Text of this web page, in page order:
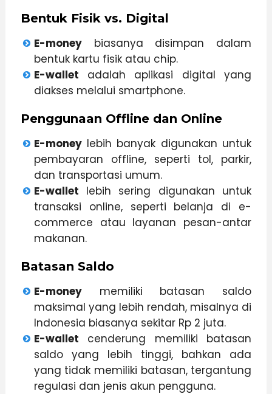
Bentuk Fisik vs. Digital
E-moneybiasanya disimpan dalam
bentuk kartu fisik atau chip.
E-wallet adalah aplikasi digital yang
diakses melalui smartphone.
Penggunaan Offline dan Online
E-moneylebih banyak digunakan untuk
pembayaran offline, seperti tol, parkir,
dan transportasi umum.
E-wallet lebih sering digunakan untuk
transaksi online, seperti belanja di e-
commerce atau layanan pesan-antar
makanan.
Batasan Saldo
E-moneymemiliki batasan saldo
maksimal yang lebih rendah, misalnya di
Indonesia biasanya sekitar Rp 2 juta.
E-wallet cenderung memiliki batasan
saldo yang lebih tinggi, bahkan ada
yang tidak memiliki batasan, tergantung
regulasi dan jenis akun pengguna.